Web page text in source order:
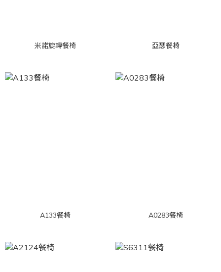
米諾旋轉餐椅 亞瑟餐椅
A133餐椅 A0283餐椅